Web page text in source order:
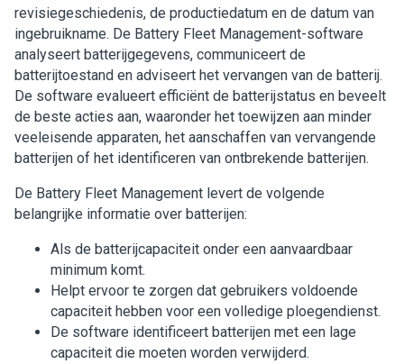
revisiegeschiedenis, de productiedatum en de datum van
ingebruikname. De Battery Fleet Management-software
analyseert batterijgegevens, communiceert de
batterijtoestand en adviseert het vervangen van de batterij.
De software evalueert efficiënt de batterijstatus en beveelt
de beste acties aan, waaronder het toewijzen aan minder
veeleisende apparaten, het aanschaffen van vervangende
batterijen of het identificeren van ontbrekende batterijen.
De Battery Fleet Management levert de volgende
belangrijke informatie over batterijen:
Als de batterijcapaciteit onder een aanvaardbaar
minimum komt.
Helpt ervoor te zorgen dat gebruikers voldoende
capaciteit hebben voor een volledige ploegendienst.
De software identificeert batterijen met een lage
capaciteit die moeten worden verwijderd.